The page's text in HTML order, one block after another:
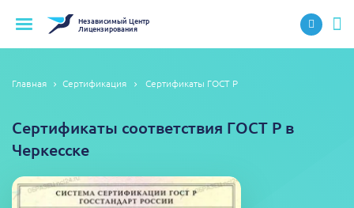
НезависимыйЦентр
Лицензирования
Главная Сертификация Сертификаты ГОСТ Р
Сертификаты соответствия ГОСТ Р в
Черкесске